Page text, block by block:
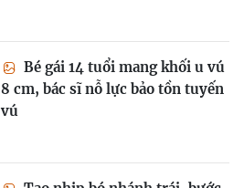
Bé gái 14 tuổi mang khối u vú
8 cm, bác sĩ nỗ lực bảo tồn tuyến
vú